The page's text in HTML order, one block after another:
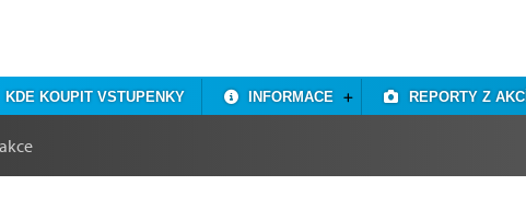
KDE KOUPIT VSTUPENKY INFORMACE REPORTY Z AKCÍ